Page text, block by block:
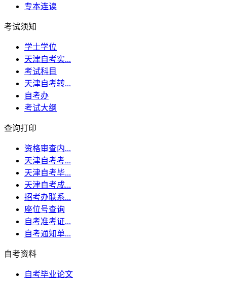
专本连读
考试须知
学士学位
天津自考实...
考试科目
天津自考转...
自考办
考试大纲
查询打印
资格审查内...
天津自考考...
天津自考毕...
天津自考成...
招考办联系...
座位号查询
自考准考证...
自考通知单...
自考资料
自考毕业论文